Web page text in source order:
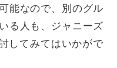
能なので、別のグル
る人も、ジャニーズ
してみてはいかがで